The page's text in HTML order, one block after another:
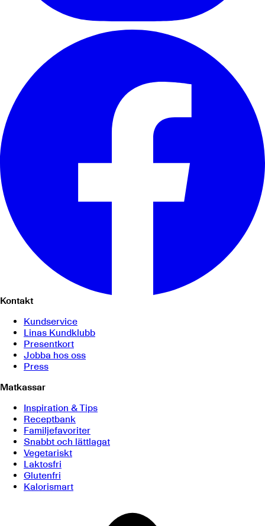
Kontakt
Kundservice
Linas Kundklubb
Presentkort
Jobba hos oss
Press
Matkassar
Inspiration & Tips
Receptbank
Familjefavoriter
Snabbt och lättlagat
Vegetariskt
Laktosfri
Glutenfri
Kalorismart